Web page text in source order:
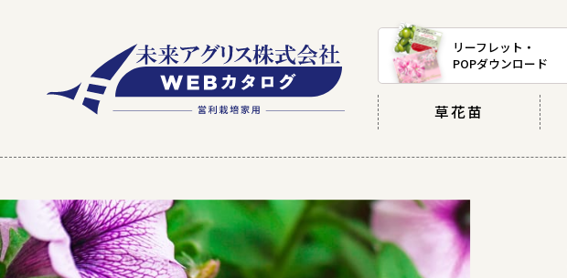
リーフレット・
POPダウンロード
草花苗